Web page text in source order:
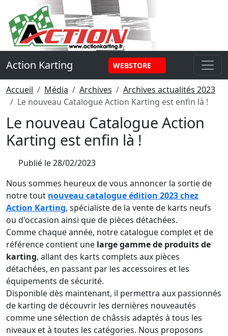
Panneau de gestion des cookies
Action Karting WEBSTORE
Accueil Média Archives
Archives actualités 2023
Le nouveau Catalogue Action Karting est enfin là !
Le nouveau Catalogue Action
Karting est enfin là !
Publié le28/02/2023
Nous sommes heureux de vous annoncer la sortie de
notre tout nouveau catalogue édition 2023 chez
Action Karting, spécialiste de la vente de karts neufs
ou d'occasion ainsi que de pièces détachées.
Comme chaque année, notre catalogue complet et de
référence contient une large gamme de produits de
karting, allant des karts complets aux pièces
détachées, en passant par les accessoires et les
équipements de sécurité.
Disponible dès maintenant, il permettra aux passionnés
de karting de découvrir les dernières nouveautés
comme une sélection de châssis adaptés à tous les
niveaux et à toutes les catégories. Nous proposons